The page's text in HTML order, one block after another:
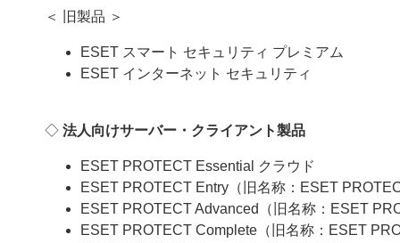
＜ 旧製品 ＞
ESET スマート セキュリティ プレミアム
ESET インターネット セキュリティ
◇ 法人向けサーバー・クライアント製品
ESET PROTECT Essential クラウド
ESET PROTECT Entry（旧名称：ESET
ESET PROTECT Advanced（旧名称：ESET
ESET PROTECT Complete（旧名称：ESET